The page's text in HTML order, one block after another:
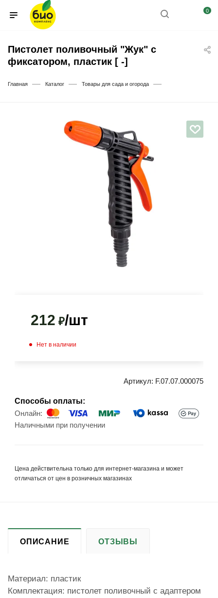
0
Пистолет поливочный "Жук" с
фиксатором, пластик [ -]
Главная — Каталог — Товары для сада и огорода —
212 ₽/шт
Нет в наличии
Артикул: F.07.07.000075
Способы оплаты:
Онлайн:
Наличными при получении
Цена действительна только для интернет-магазина и может
отличаться от цен в розничных магазинах
ОПИСАНИЕ ОТЗЫВЫ
Материал: пластик
Комплектация: пистолет поливочный с адаптером